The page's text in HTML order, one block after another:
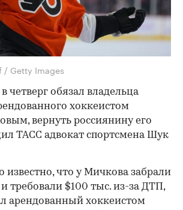
/ Getty Images
четверг обязал владельца
хоккеистом
вернуть россиянину его
ТАСС адвокат спортсмена Шук
известно, что у Мичкова забрали
и требовали $100 тыс. из-за ДТП,
арендованный хоккеистом